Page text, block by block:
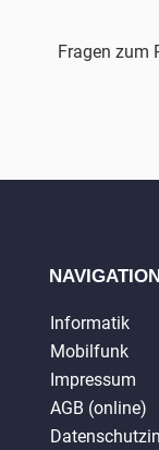
Fragen zum
NAVIGATION
Informatik
Mobilfunk
Impressum
AGB (online)